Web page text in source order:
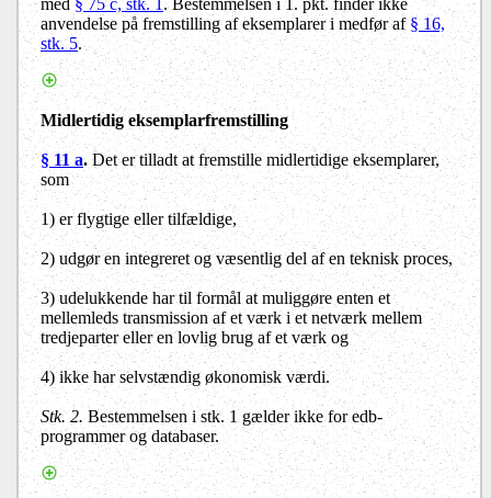
med § 75 c, stk. 1 . Bestemmelsen i 1. pkt. finder ikke
anvendelse på fremstilling af eksemplarer i medfør af § 16,
stk. 5.
Midlertidig eksemplarfremstilling
§ 11 a. Det er tilladt at fremstille midlertidige eksemplarer,
som
1) er flygtige eller tilfældige,
2) udgør en integreret og væsentlig del af en teknisk proces,
3) udelukkende har til formål at muliggøre enten et
mellemleds transmission af et værk i et netværk mellem
tredjeparter eller en lovlig brug af et værk og
4) ikke har selvstændig økonomisk værdi.
Stk. 2. Bestemmelsen i stk. 1 gælder ikke for edb-
programmer og databaser.